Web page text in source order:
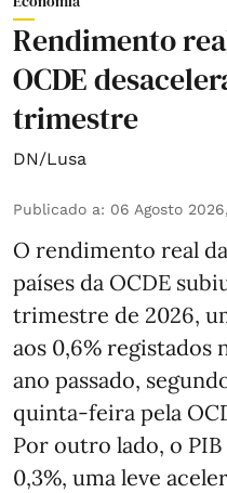
Rendimento
OCDE
trimestre
DN/Lusa
Publicado a: 06 Agosto
O rendimento real
países da OCDE
trimestre de 2026,
aos 0,6%
ano passado,
quinta-feira pela
Por outro lado, o
0,3%, uma leve